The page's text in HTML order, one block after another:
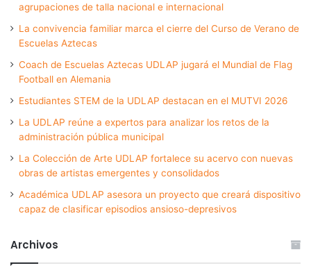
agrupaciones de talla nacional e internacional
La convivencia familiar marca el cierre del Curso de Verano de
Escuelas Aztecas
Coach de Escuelas Aztecas UDLAP jugará el Mundial de Flag
Football en Alemania
Estudiantes STEM de la UDLAP destacan en el MUTVI 2026
La UDLAP reúne a expertos para analizar los retos de la
administración pública municipal
La Colección de Arte UDLAP fortalece su acervo con nuevas
obras de artistas emergentes y consolidados
Académica UDLAP asesora un proyecto que creará dispositivo
capaz de clasificar episodios ansioso-depresivos
Archivos